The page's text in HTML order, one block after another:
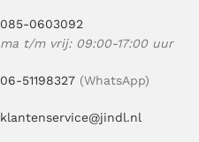
085-0603092
ma t/m vrij: 09:00-17:00 uur
06-51198327 (WhatsApp)
klantenservice@jindl.nl